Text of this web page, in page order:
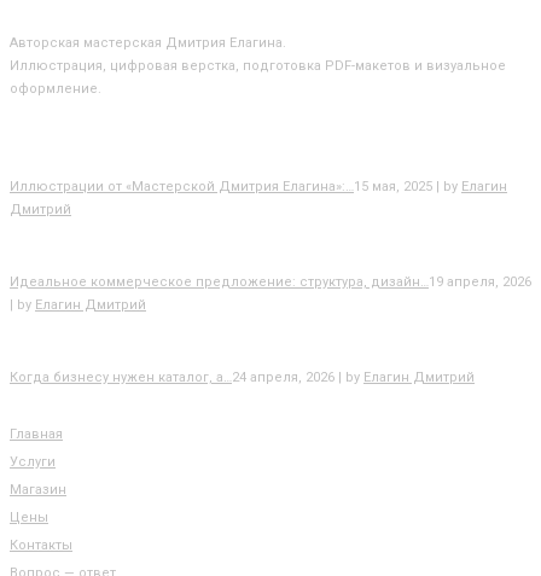
Авторская мастерская Дмитрия Елагина.
Иллюстрация, цифровая верстка, подготовка PDF-макетов и визуальное
оформление.
Иллюстрации от «Мастерской Дмитрия Елагина»:…15 мая, 2025 | by Елагин
Дмитрий
Идеальное коммерческое предложение: структура, дизайн…19 апреля, 2026
| by Елагин Дмитрий
Когда бизнесу нужен каталог, а…24 апреля, 2026 | by Елагин Дмитрий
Главная
Услуги
Магазин
Цены
Контакты